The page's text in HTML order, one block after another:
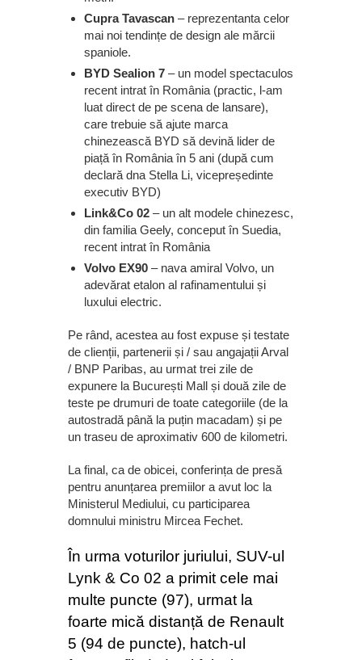
Cupra Tavascan – reprezentanta celor
mai noi tendințe de design ale mărcii
spaniole.
BYD Sealion 7 – un model spectaculos
recent intrat în România (practic, l-am
luat direct de pe scena de lansare),
care trebuie să ajute marca
chinezească BYD să devină lider de
piață în România în 5 ani (după cum
declară dna Stella Li, vicepreședinte
executiv BYD)
Link&Co 02 – un alt modele chinezesc,
din familia Geely, conceput în Suedia,
recent intrat în România
Volvo EX90 – nava amiral Volvo, un
adevărat etalon al rafinamentului și
luxului electric.
Pe rând, acestea au fost expuse și testate
de clienții, partenerii și / sau angajații Arval
/ BNP Paribas, au urmat trei zile de
expunere la București Mall și două zile de
teste pe drumuri de toate categoriile (de la
autostradă până la puțin macadam) și pe
un traseu de aproximativ 600 de kilometri.
La final, ca de obicei, conferința de presă
pentru anunțarea premiilor a avut loc la
Ministerul Mediului, cu participarea
domnului ministru Mircea Fechet.
În urma voturilor juriului, SUV-ul
Lynk & Co 02 a primit cele mai
multe puncte (97), urmat la
foarte mică distanță de Renault
5 (94 de puncte), hatch-ul